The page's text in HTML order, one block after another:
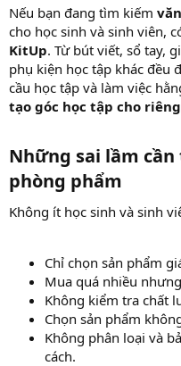
Nếu bạn đang tìm kiếm
cho học sinh và sinh viên,
KitUp. Từ bút viết, sổ tay,
phụ kiện học tập khác đều
cầu học tập và làm việc
tạo góc học tập cho
Những sai lầm
phòng phẩm​
Không ít học sinh và sinh
Chỉ chọn sản phẩm
Mua quá nhiều
Không kiểm tra chất
Chọn sản phẩm
Không phân loại và
cách.